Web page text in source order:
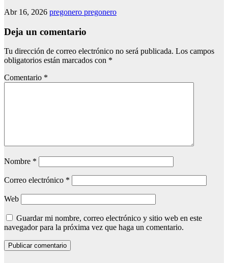
Abr 16, 2026 pregonero pregonero
Deja un comentario
Tu dirección de correo electrónico no será publicada. Los campos
obligatorios están marcados con *
Comentario *
Nombre *
Correo electrónico *
Web
Guardar mi nombre, correo electrónico y sitio web en este
navegador para la próxima vez que haga un comentario.